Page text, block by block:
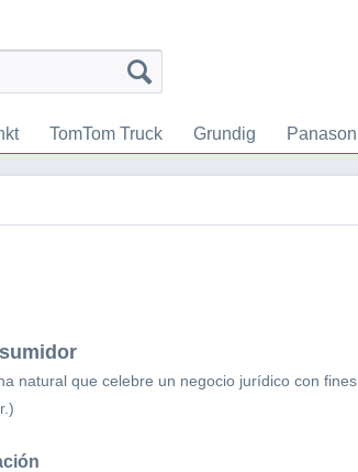
TomTom Truck Grundig
natural que celebre un negocio jurídico con